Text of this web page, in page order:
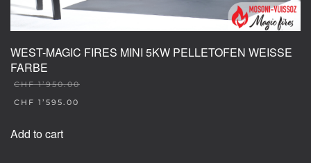
WEST-MAGIC FIRES MINI 5KW PELLETOFEN WEISSE
FARBE
CHF1’950.00
ORIGINAL
CHF 1'950.00.
CHF 1’595.00
IS:
Add to cart